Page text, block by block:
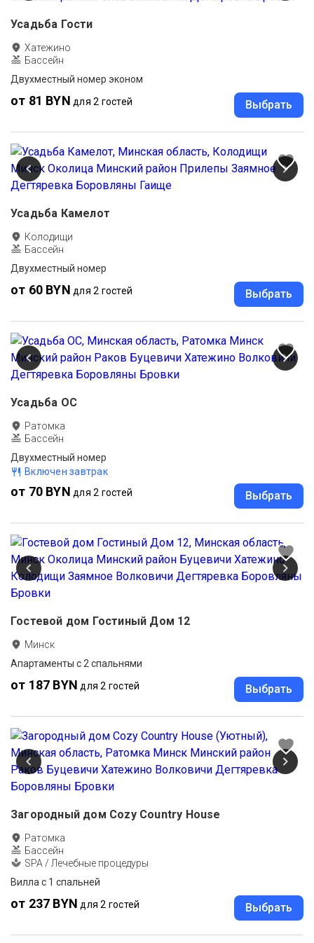
Усадьба Гости
Хатежино
Бассейн
Двухместный номер эконом
от 81 BYN для 2 гостей Выбрать
Усадьба Камелот
Колодищи
Бассейн
Двухместный номер
от 60 BYN для 2 гостей Выбрать
Усадьба ОС
Ратомка
Бассейн
Двухместный номер
Включен завтрак
от 70 BYN для 2 гостей Выбрать
Гостевой дом Гостиный Дом 12
Минск
Апартаменты с 2 спальнями
от 187 BYN для 2 гостей Выбрать
Загородный дом Cozy Country House
Ратомка
Бассейн
SPA / Лечебные процедуры
Вилла с 1 спальней
от 237 BYN для 2 гостей Выбрать